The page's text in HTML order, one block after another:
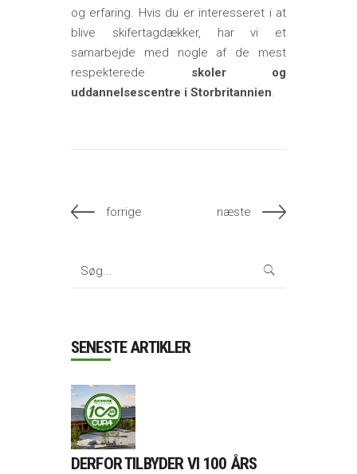
og erfaring. Hvis du er interesseret i at
blive skifertagdækker, har vi et
samarbejde med nogle af de mest
respekterede skoler og
uddannelsescentre i Storbritannien.
forrige næste
Search
SENESTE ARTIKLER
DERFOR TILBYDER VI 100 ÅRS